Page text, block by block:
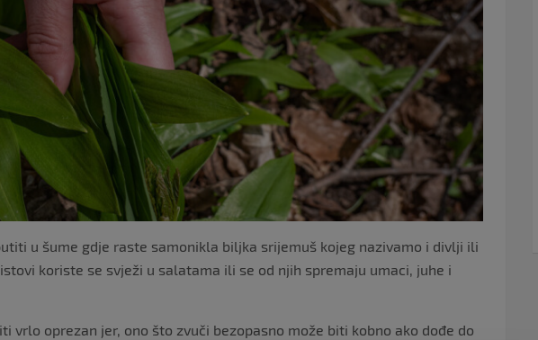
u šume gdje raste samonikla biljka srijemuš kojeg nazivamo i divlji ili
koriste se svježi u salatama ili se od njih spremaju umaci, juhe i
vrlo oprezan jer, ono što zvuči bezopasno može biti kobno ako dođe do